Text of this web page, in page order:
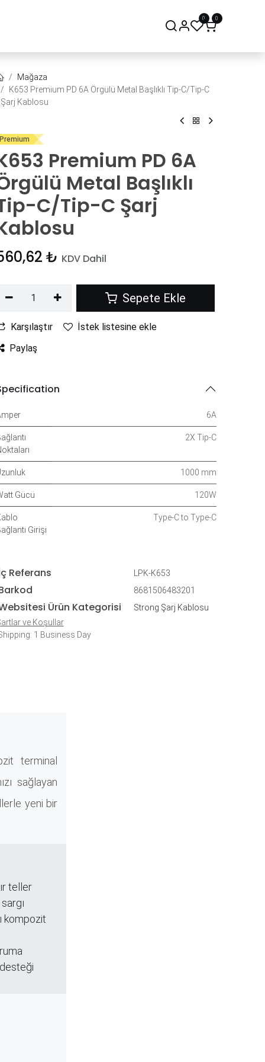
0 0
Mağaza
K653 Premium PD 6A Örgülü Metal Başlıklı Tip-C/Tip-C
Şarj Kablosu
Premium
Premium PD 6A
Metal Başlıklı
C/Tip-C Şarj
₺ KDV Dahil
Sepete Ekle
Karşılaştır
İstek listesine ekle
Paylaş
6A
2X Tip-C
1000 mm
Gücü 120W
Girişi
Type-C to Type-C
Referans LPK-K653
8681506483201
Ürün Kategorisi
Strong Şarj Kablosu
ve Koşullar
1 Business Day
terminal
sağlayan
yeni bir
teller
kompozit